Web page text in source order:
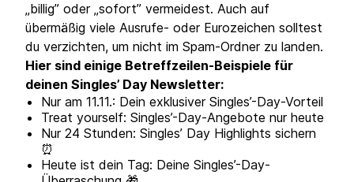
„billig” oder „sofort” vermeidest. Auch auf
übermäßig viele Ausrufe- oder Eurozeichen solltest
du verzichten, um nicht im Spam-Ordner zu landen.
Hier sind einige Betreffzeilen-Beispiele für
deinen Singles’ Day Newsletter:
Nur am 11.11.: Dein exklusiver Singles’-Day-Vorteil
Treat yourself: Singles’-Day-Angebote nur heute
Nur 24 Stunden: Singles’ Day Highlights sichern
⏰
Heute ist dein Tag: Deine Singles’-Day-